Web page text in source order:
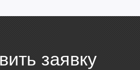
заявку